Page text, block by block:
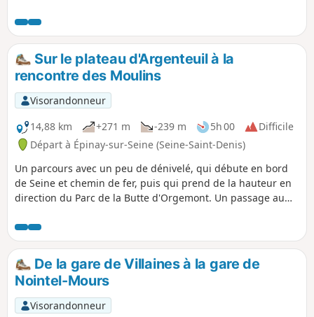
patrimoniale à cette courte randonnée.
Sur le plateau d'Argenteuil à la
rencontre des Moulins
Visorandonneur
14,88 km
+271 m -239 m 5h 00
Difficile
Départ à Épinay-sur-Seine (Seine-Saint-Denis)
Un parcours avec un peu de dénivelé, qui débute en bord
de Seine et chemin de fer, puis qui prend de la hauteur en
direction du Parc de la Butte d'Orgemont. Un passage au
la forêt régionale des Buttes du Parisis et le Fort de
Cormeilles. ⚠️ Attention ! Cette randonnée est sans
balisage, bien suivre le descriptif, carte et boussole.
De la gare de Villaines à la gare de
Nointel-Mours
Visorandonneur